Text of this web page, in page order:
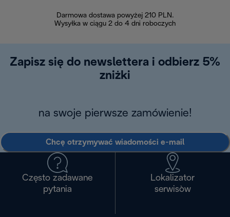
Darmowa dostawa powyżej 210 PLN.
Wysyłka w ciągu 2 do 4 dni roboczych
Zapisz się do newslettera i odbierz 5%
zniżki
na swoje pierwsze zamówienie!
Chcę otrzymywać wiadomości e-mail
Często zadawane
pytania
Lokalizator
serwisòw